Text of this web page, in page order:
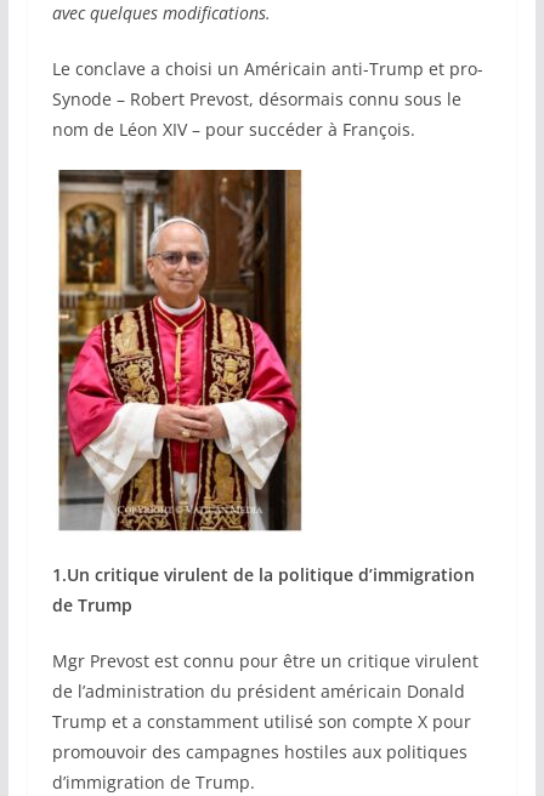
avec quelques modifications.
Le conclave a choisi un Américain anti-Trump et pro-
Synode – Robert Prevost, désormais connu sous le
nom de Léon XIV – pour succéder à François.
1.Un critique virulent de la politique d’immigration
de Trump
Mgr Prevost est connu pour être un critique virulent
de l’administration du président américain Donald
Trump et a constamment utilisé son compte X pour
promouvoir des campagnes hostiles aux politiques
d’immigration de Trump.